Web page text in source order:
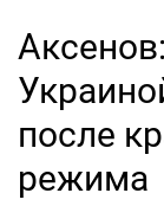
после
режима